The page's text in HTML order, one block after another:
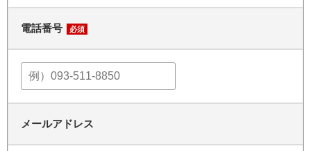
電話番号 必須
メールアドレス